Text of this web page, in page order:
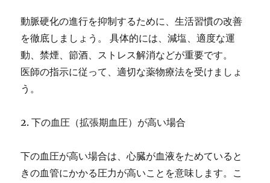
動脈硬化の進行を抑制するために、生活習慣の改善
を徹底しましょう。 具体的には、減塩、適度な運
動、禁煙、節酒、ストレス解消などが重要です。
医師の指示に従って、適切な薬物療法を受けましょ
う。
2. 下の血圧（拡張期血圧）が高い場合
下の血圧が高い場合は、心臓が血液をためていると
きの血管にかかる圧力が高いことを意味します。こ